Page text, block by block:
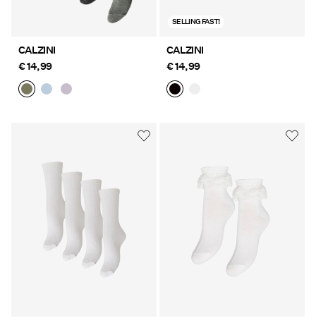
CALZINI
€ 14,99
SELLING FAST!
CALZINI
€ 14,99